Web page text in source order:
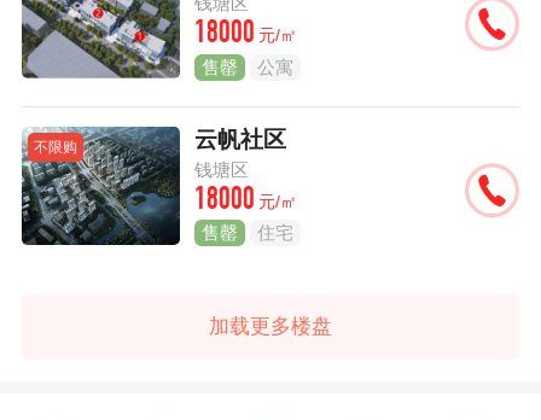
18000 元/㎡
售罄 公寓
不限购 云帆社区
钱塘区
18000 元/㎡
售罄 住宅
加载更多楼盘